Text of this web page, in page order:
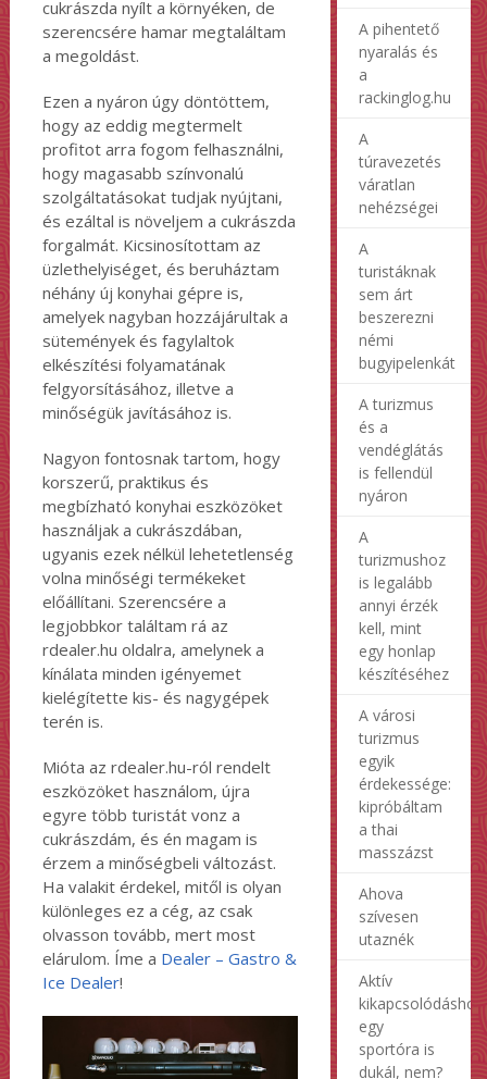
cukrászda nyílt a környéken, de
szerencsére hamar megtaláltam
a megoldást.
Ezen a nyáron úgy döntöttem,
hogy az eddig megtermelt
profitot arra fogom felhasználni,
hogy magasabb színvonalú
szolgáltatásokat tudjak nyújtani,
és ezáltal is növeljem a cukrászda
forgalmát. Kicsinosítottam az
üzlethelyiséget, és beruháztam
néhány új konyhai gépre is,
amelyek nagyban hozzájárultak a
sütemények és fagylaltok
elkészítési folyamatának
felgyorsításához, illetve a
minőségük javításához is.
Nagyon fontosnak tartom, hogy
korszerű, praktikus és
megbízható konyhai eszközöket
használjak a cukrászdában,
ugyanis ezek nélkül lehetetlenség
volna minőségi termékeket
előállítani. Szerencsére a
legjobbkor találtam rá az
rdealer.hu oldalra, amelynek a
kínálata minden igényemet
kielégítette kis- és nagygépek
terén is.
Mióta az rdealer.hu-ról rendelt
eszközöket használom, újra
egyre több turistát vonz a
cukrászdám, és én magam is
érzem a minőségbeli változást.
Ha valakit érdekel, mitől is olyan
különleges ez a cég, az csak
olvasson tovább, mert most
elárulom. Íme a Dealer – Gastro &
Ice Dealer!
A pihentető
nyaralás és
a
rackinglog.hu
A
túravezetés
váratlan
nehézségei
A
turistáknak
sem árt
beszerezni
némi
bugyipelenkát
A turizmus
és a
vendéglátás
is fellendül
nyáron
A
turizmushoz
is legalább
annyi érzék
kell, mint
egy honlap
készítéséhez
A városi
turizmus
egyik
érdekessége:
kipróbáltam
a thai
masszázst
Ahova
szívesen
utaznék
Aktív
kikapcsolódáshoz
egy
sportóra is
dukál, nem?